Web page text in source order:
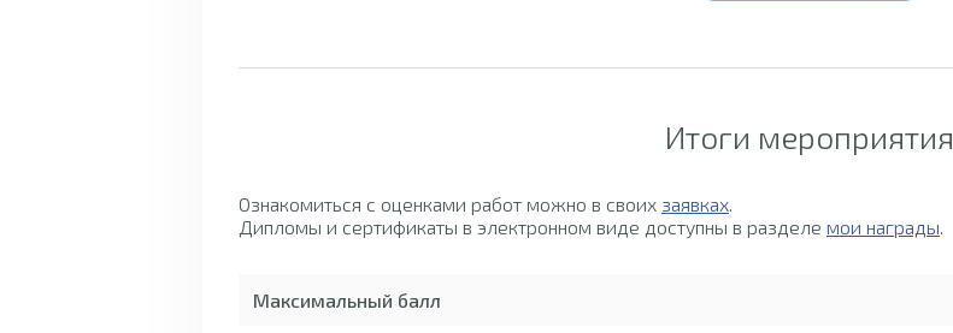
Итоги мероприятия
Ознакомиться с оценками работ можно в своих заявках.
Дипломы и сертификаты в электронном виде доступны в разделе мои награды.
Максимальный балл